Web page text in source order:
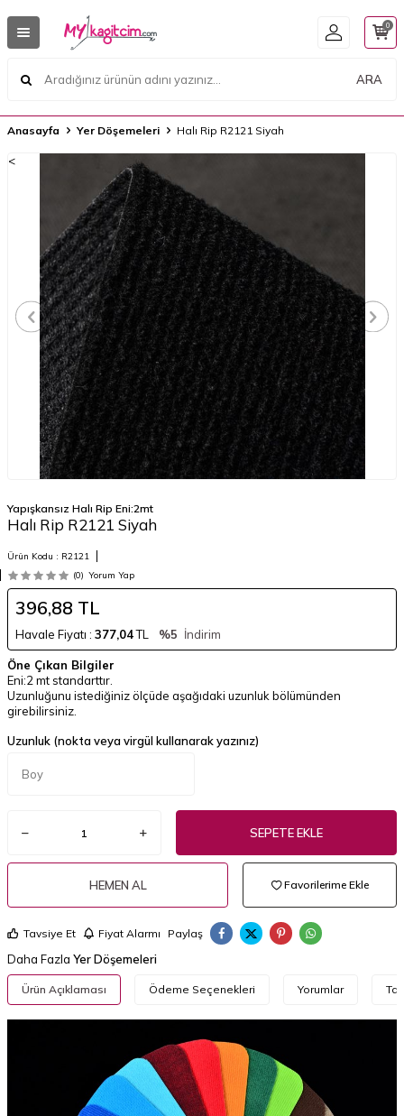
ARA
0
Anasayfa Yer Döşemeleri Halı Rip R2121 Siyah
<
Yapışkansız Halı Rip Eni:2mt
Halı Rip R2121 Siyah
Ürün Kodu : R2121
(0) Yorum Yap
396,88 TL
Havale Fiyatı : 377,04TL %5 İndirim
Öne Çıkan Bilgiler
Eni:2 mt standarttır.
Uzunluğunu istediğiniz ölçüde aşağıdaki uzunluk bölümünden
girebilirsiniz.
Uzunluk (nokta veya virgül kullanarak yazınız)
SEPETE EKLE
HEMEN AL Favorilerime Ekle
Tavsiye Et Fiyat Alarmı Paylaş
Daha Fazla Yer Döşemeleri
Ürün Açıklaması Ödeme Seçenekleri Yorumlar